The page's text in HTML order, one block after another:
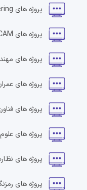
پروژه های
پروژه های
پروژه های
پروژه های
پروژه های
پروژه های
پروژه های
پروژه های